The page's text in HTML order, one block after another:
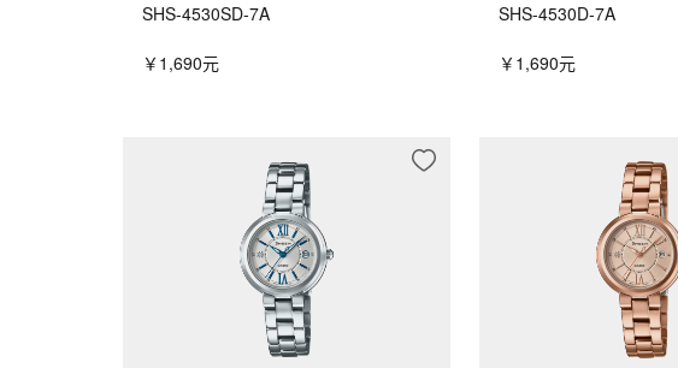
SHS-4530SD-7A
￥1,690元
SHS-4530D-7A
￥1,690元